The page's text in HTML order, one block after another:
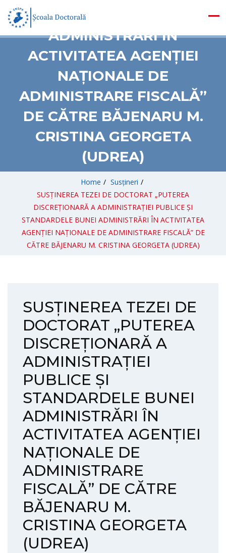
ȘI STANDARDELE BUNEI
ADMINISTRĂRI ÎN
ACTIVITATEA AGENȚIEI
NAȚIONALE DE
ADMINISTRARE FISCALĂ”
DE CĂTRE BĂJENARU M.
CRISTINA GEORGETA
(UDREA)
Home / Susțineri /
SUSȚINEREA TEZEI DE DOCTORAT „PUTEREA
DISCREȚIONARĂ A ADMINISTRAȚIEI PUBLICE ȘI
STANDARDELE BUNEI ADMINISTRĂRI ÎN ACTIVITATEA
AGENȚIEI NAȚIONALE DE ADMINISTRARE FISCALĂ” DE
CĂTRE BĂJENARU M. CRISTINA GEORGETA (UDREA)
SUSȚINEREA TEZEI DE
DOCTORAT „PUTEREA
DISCREȚIONARĂ A
ADMINISTRAȚIEI
PUBLICE ȘI
STANDARDELE BUNEI
ADMINISTRĂRI ÎN
ACTIVITATEA AGENȚIEI
NAȚIONALE DE
ADMINISTRARE
FISCALĂ” DE CĂTRE
BĂJENARU M.
CRISTINA GEORGETA
(UDREA)